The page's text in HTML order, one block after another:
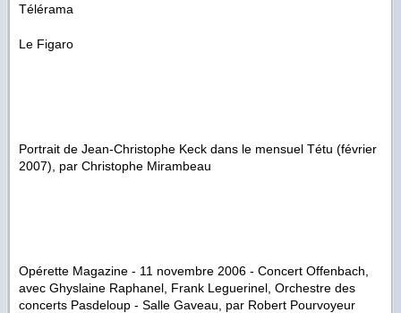
Télérama
Le Figaro
Portrait de Jean-Christophe Keck dans le mensuel Tétu (février
2007), par Christophe Mirambeau
Opérette Magazine - 11 novembre 2006 - Concert Offenbach,
avec Ghyslaine Raphanel, Frank Leguerinel, Orchestre des
concerts Pasdeloup - Salle Gaveau, par Robert Pourvoyeur